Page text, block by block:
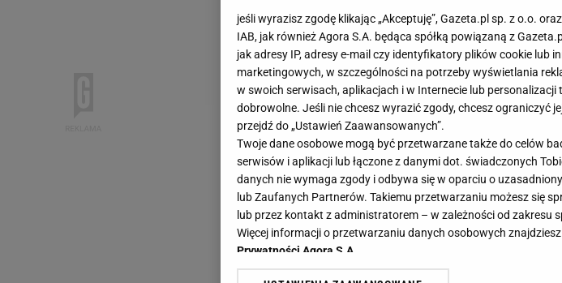
jeśli wyrazisz zgodę klikając „Akceptuję”, Gazeta.pl sp. z o.o.
IAB, jak również Agora S.A. będąca spółką powiązaną z
jak adresy IP, adresy e-mail czy identyfikatory plików cookie lub
marketingowych, w szczególności na potrzeby wyświetlania
w swoich serwisach, aplikacjach i w Internecie lub
dobrowolne. Jeśli nie chcesz wyrazić zgody, chcesz ograniczyć
przejdź do „Ustawień Zaawansowanych”.
Twoje dane osobowe mogą być przetwarzane także do celów
serwisów i aplikacji lub łączone z danymi dot. świadczonych
danych nie wymaga zgody i odbywa się w oparciu o
lub Zaufanych Partnerów. Takiemu przetwarzaniu możesz się
lub przez kontakt z administratorem – w zależności od zakresu
Więcej informacji o przetwarzaniu danych osobowych
Prywatności Agora S.A.